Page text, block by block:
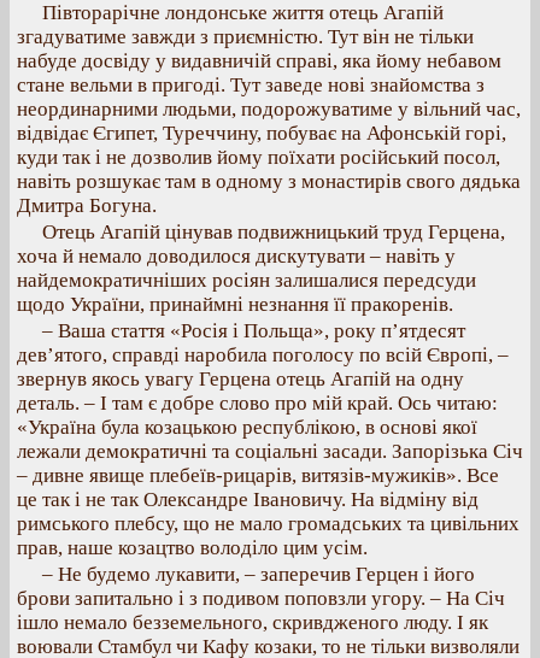
Півторарічне лондонське життя отець Агапій
згадуватиме завжди з приємністю. Тут він не тільки
набуде досвіду у видавничій справі, яка йому небавом
стане вельми в пригоді. Тут заведе нові знайомства з
неординарними людьми, подорожуватиме у вільний час,
відвідає Єгипет, Туреччину, побуває на Афонській горі,
куди так і не дозволив йому поїхати російський посол,
навіть розшукає там в одному з монастирів свого дядька
Дмитра Богуна.
Отець Агапій цінував подвижницький труд Герцена,
хоча й немало доводилося дискутувати – навіть у
найдемократичніших росіян залишалися передсуди
щодо України, принаймні незнання її пракоренів.
– Ваша стаття «Росія і Польща», року п’ятдесят
дев’ятого, справді наробила поголосу по всій Європі, –
звернув якось увагу Герцена отець Агапій на одну
деталь. – І там є добре слово про мій край. Ось читаю:
«Україна була козацькою республікою, в основі якої
лежали демократичні та соціальні засади. Запорізька Січ
– дивне явище плебеїв-рицарів, витязів-мужиків». Все
це так і не так Олександре Івановичу. На відміну від
римського плебсу, що не мало громадських та цивільних
прав, наше козацтво володіло цим усім.
– Не будемо лукавити, – заперечив Герцен і його
брови запитально і з подивом поповзли угору. – На Січ
ішло немало безземельного, скривдженого люду. І як
воювали Стамбул чи Кафу козаки, то не тільки визволяли